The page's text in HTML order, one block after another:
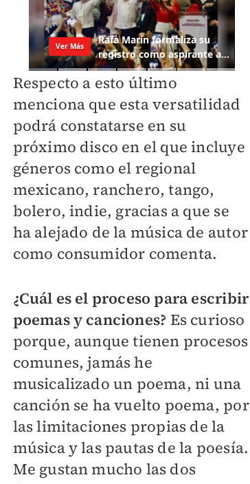
Respecto a esto último
menciona que esta versatilidad
podrá constatarse en su
próximo disco en el que incluye
géneros como el regional
mexicano, ranchero, tango,
bolero, indie, gracias a que se
ha alejado de la música de autor
como consumidor comenta.
¿Cuál es el proceso para escribir
poemas y canciones? Es curioso
porque, aunque tienen procesos
comunes, jamás he
musicalizado un poema, ni una
canción se ha vuelto poema, por
las limitaciones propias de la
música y las pautas de la poesía.
Me gustan mucho las dos